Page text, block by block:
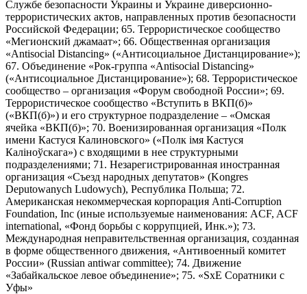
Службе безопасности Украины и Украине диверсионно-
террористических актов, направленных против безопасности
Российской Федерации; 65. Террористическое сообщество
«Мегионский джамаат»; 66. Общественная организация
«Antisocial Distancing» («Антисоциальное Дистанцирование»);
67. Объединение «Рок-группа «Antisocial Distancing»
(«Антисоциальное Дистанцирование»); 68. Террористическое
сообщество – организация «Форум свободной России»; 69.
Террористическое сообщество «Вступить в ВКП(б)»
(«ВКП(б)») и его структурное подразделение – «Омская
ячейка «ВКП(б)»; 70. Военизированная организация «Полк
имени Кастуся Калиновского» («Полк iмя Кастуся
Калiноўскага») с входящими в нее структурными
подразделениями; 71. Незарегистрированная иностранная
организация «Съезд народных депутатов» (Kongres
Deputowanych Ludowych), Республика Польша; 72.
Американская некоммерческая корпорация Anti-Corruption
Foundation, Inc (иные используемые наименования: ACF, ACF
international, «Фонд борьбы с коррупцией, Инк.»); 73.
Международная неправительственная организация, созданная
в форме общественного движения, «Антивоенный комитет
России» (Russian antiwar committee); 74. Движение
«Забайкальское левое объединение»; 75. «SxE Соратники с
Уфы»